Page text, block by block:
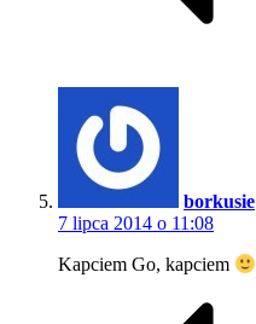
borkusie
7 lipca 2014 o 11:08
Kapciem Go, kapciem